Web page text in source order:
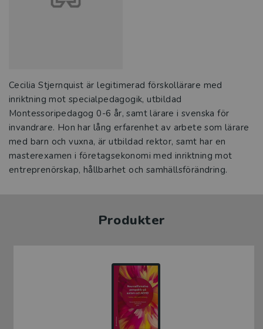
Cecilia Stjernquist är legitimerad förskollärare med
inriktning mot specialpedagogik, utbildad
Montessoripedagog 0-6 år, samt lärare i svenska för
invandrare. Hon har lång erfarenhet av arbete som lärare
med barn och vuxna, är utbildad rektor, samt har en
masterexamen i företagsekonomi med inriktning mot
entreprenörskap, hållbarhet och samhällsförändring.
Produkter